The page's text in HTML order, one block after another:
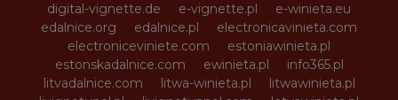
digital-vignette.de
e-vignette.pl
e-winieta.eu
edalnice.org
edalnice.pl
electronicavinieta.com
electroniceviniete.com
estoniawinieta.pl
estonskadalnice.com
ewinieta.pl
info365.pl
litvadalnice.com
litwa-winieta.pl
litwawinieta.pl